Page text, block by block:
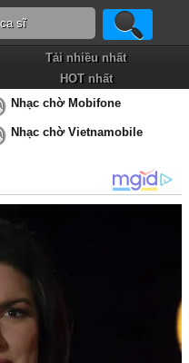
Tải nhiều nhất
HOT nhất
Nhạc chờ Mobifone
Nhạc chờ Vietnamobile